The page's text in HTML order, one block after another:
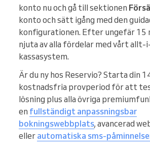
konto nu och gå till sektionen
konto och sätt igång med den
konfigurationen. Efter ungefär 15
njuta av alla fördelar med vårt
kassasystem.
Är du ny hos Reservio? Starta din
kostnadsfria provperiod för att
lösning plus alla övriga
en fullständigt anpassningsbar
bokningswebbplats, avancerad
eller automatiska sms-